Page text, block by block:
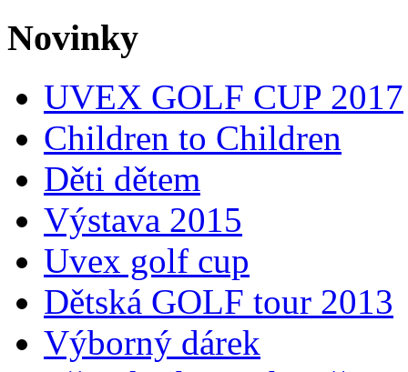
Novinky
UVEX GOLF CUP 2017
Children to Children
Děti dětem
Výstava 2015
Uvex golf cup
Dětská GOLF tour 2013
Výborný dárek